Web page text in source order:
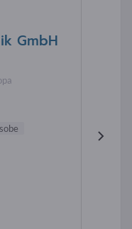
GmbH